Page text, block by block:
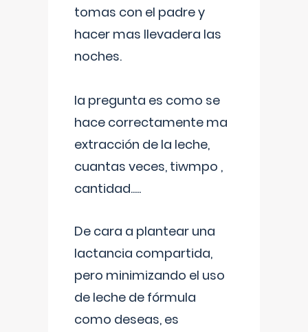
tomas con el padre y
hacer mas llevadera las
noches.
la pregunta es como se
hace correctamente ma
extracción de la leche,
cuantas veces, tiwmpo ,
cantidad.....
De cara a plantear una
lactancia compartida,
pero minimizando el uso
de leche de fórmula
como deseas, es